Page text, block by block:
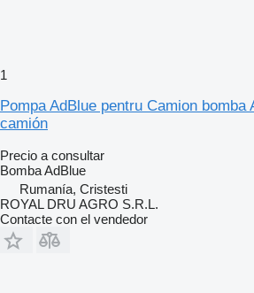
1
Pompa AdBlue pentru Camion bomba
camión
Precio a consultar
Bomba AdBlue
Rumanía, Cristesti
ROYAL DRU AGRO S.R.L.
Contacte con el vendedor